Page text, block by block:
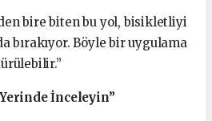
bire biten bu yol, bisikletliyi
bırakıyor. Böyle bir uygulama
Yerinde İnceleyin”